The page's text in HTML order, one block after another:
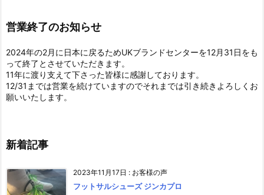
営業終了のお知らせ
2024年の2月に日本に戻るためUKブランドセンターを12月31日をも
って終了とさせていただきます。
11年に渡り支えて下さった皆様に感謝しております。
12/31までは営業を続けていますのでそれまでは引き続きよろしくお
願いいたします。
新着記事
2023年11月17日 : お客様の声
フットサルシューズ ジンカプロ